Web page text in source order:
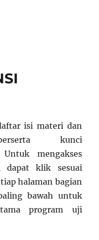
isi materi dan
kunci
Untuk mengakses
dapat klik sesuai
halaman bagian
bawah untuk
program uji